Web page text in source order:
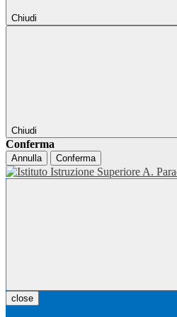
Chiudi
Chiudi
Conferma
Annulla Conferma
close